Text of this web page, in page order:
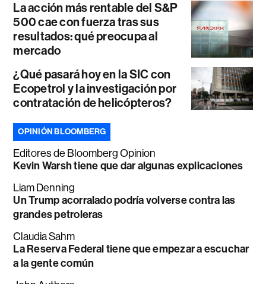
La acción más rentable del S&P
500 cae con fuerza tras sus
resultados: qué preocupa al
mercado
¿Qué pasará hoy en la SIC con
Ecopetrol y la investigación por
contratación de helicópteros?
OPINIÓN BLOOMBERG
Editores de Bloomberg Opinion
Kevin Warsh tiene que dar algunas explicaciones
Liam Denning
Un Trump acorralado podría volverse contra las
grandes petroleras
Claudia Sahm
La Reserva Federal tiene que empezar a escuchar
a la gente común